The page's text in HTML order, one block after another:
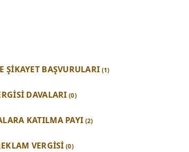
ŞİKAYET BAŞVURULARI (1)
DAVALARI (0)
KATILMA PAYI (2)
VERGİSİ (0)